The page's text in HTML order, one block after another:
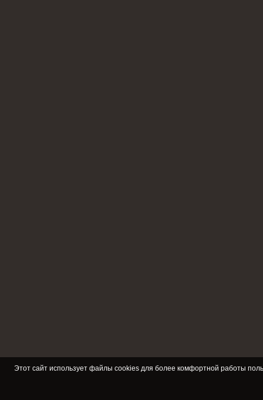
Этот сайт использует файлы cookies для более комфортной работы